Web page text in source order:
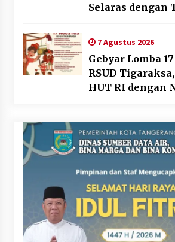
Selaras dengan
7 Agustus 2026
Gebyar Lomba
RSUD
HUT RI dengan